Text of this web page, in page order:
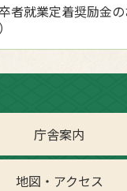
者就業定着奨励金
庁舎案内
地図・アクセス